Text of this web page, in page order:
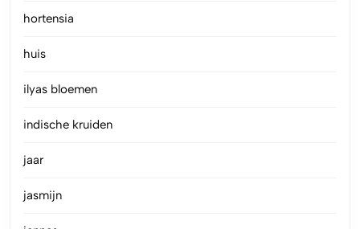
hortensia
huis
ilyas bloemen
indische kruiden
jaar
jasmijn